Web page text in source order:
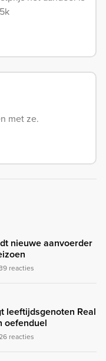
met ze.
nieuwe aanvoerder
reacties
leeftijdsgenoten Real
oefenduel
reacties